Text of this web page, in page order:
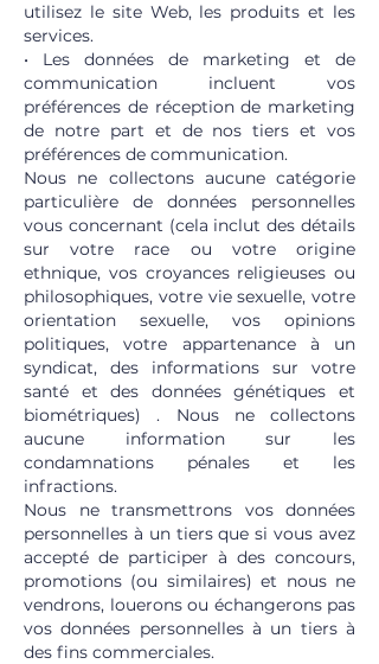
utilisez le site Web, les produits et les
services.
• Les données de marketing et de
communication incluent vos
préférences de réception de marketing
de notre part et de nos tiers et vos
préférences de communication.
Nous ne collectons aucune catégorie
particulière de données personnelles
vous concernant (cela inclut des détails
sur votre race ou votre origine
ethnique, vos croyances religieuses ou
philosophiques, votre vie sexuelle, votre
orientation sexuelle, vos opinions
politiques, votre appartenance à un
syndicat, des informations sur votre
santé et des données génétiques et
biométriques) . Nous ne collectons
aucune information sur les
condamnations pénales et les
infractions.
Nous ne transmettrons vos données
personnelles à un tiers que si vous avez
accepté de participer à des concours,
promotions (ou similaires) et nous ne
vendrons, louerons ou échangerons pas
vos données personnelles à un tiers à
des fins commerciales.